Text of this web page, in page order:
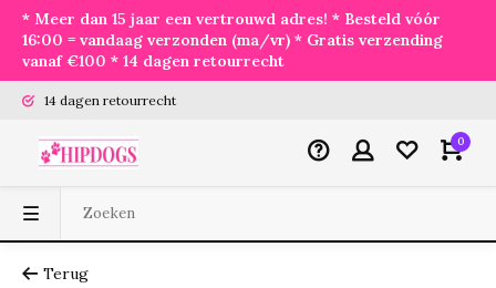
* Meer dan 15 jaar een vertrouwd adres! * Besteld vóór
16:00 = vandaag verzonden (ma/vr) * Gratis verzending
vanaf €100 * 14 dagen retourrecht
14 dagen retourrecht
0
Terug